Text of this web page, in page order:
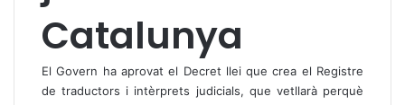
Catalunya
El Govern ha aprovat el Decret llei que crea el Registre
de traductors i intèrprets judicials, que vetllarà perquè